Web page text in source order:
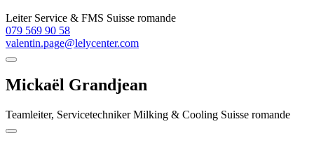
Leiter Service & FMS Suisse romande
079 569 90 58
valentin.page@lelycenter.com
Mickaël Grandjean
Teamleiter, Servicetechniker Milking & Cooling Suisse romande